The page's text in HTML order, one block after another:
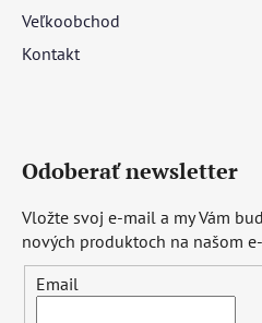
Veľkoobchod
Kontakt
Odoberať newsletter
Vložte svoj e-mail a my Vám
nových produktoch na našom
Email